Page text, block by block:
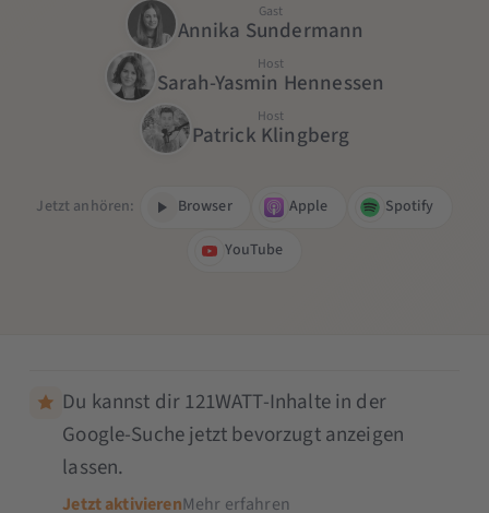
Gast
Annika Sundermann
Host
Sarah-Yasmin Hennessen
Host
Patrick Klingberg
Jetzt anhören: Browser Apple
Spotify
YouTube
Du kannst dir 121WATT-Inhalte in der
Google-Suche jetzt bevorzugt anzeigen
lassen.
Jetzt aktivierenMehr erfahren